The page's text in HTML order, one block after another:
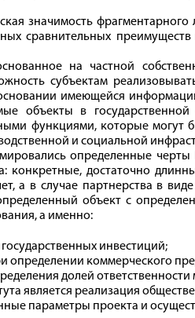
значимость
сравнительных
на частной
субъектам
имеющейся
объекты в
функциями, которые могут
и социальной
определенные
конкретные, достаточно
а в случае партнерства в
объект с
а именно:
инвестиций;
определении коммерческого
долей
является реализация
параметры проекта и